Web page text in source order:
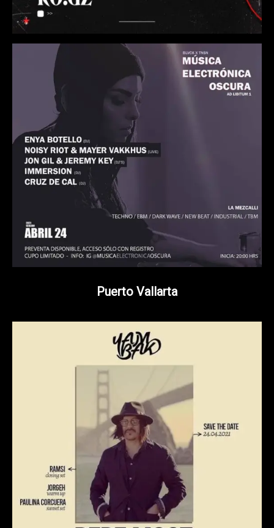
Puerto Vallarta